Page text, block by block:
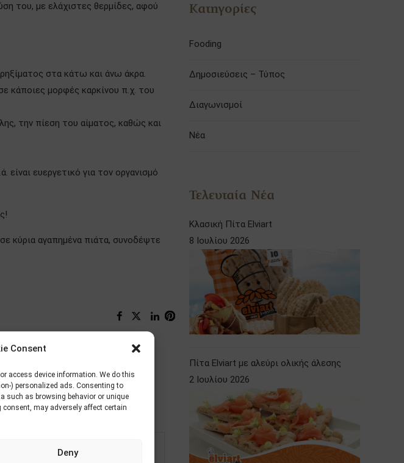
Consent
access device information. We do this
) personalized ads. Consenting to
such as browsing behavior or unique
may adversely affect certain
Deny
του, με ελάχιστες θερμίδες, αφού
στα κάτω και άνω άκρα.
κάποιες μορφές καρκίνου π.χ. του
την πίεση του αίματος, καθώς και
ευεργετικό για τον οργανισμό
κύρια αγαπημένα πιάτα, συνοδέψτε
Κατηγορίες
Fooding
Δημοσιεύσεις – Τύπος
Διαγωνισμοί
Νέα
Τελευταία Νέα
Κλασική Πίτα Elviart
8 Ιουλίου 2026
Πίτα Elviart με αλεύρι ολικής άλεσης
2 Ιουλίου 2026